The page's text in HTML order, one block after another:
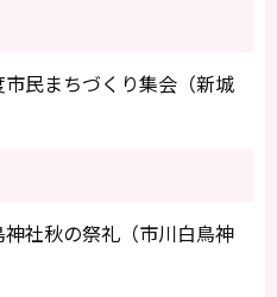
民まちづくり集会（新城
社秋の祭礼（市川白鳥神